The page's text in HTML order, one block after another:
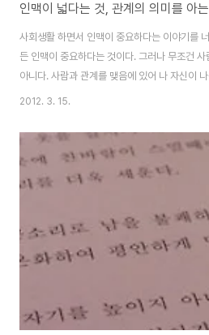
인맥이 넓다는 것, 관계의 의미를 아
사회생활 하면서 인맥이 중요하다는 이야기를
든 인맥이 중요하다는 것이다. 그러나 무조건
아니다. 사람과 관계를 맺음에 있어 나 자신이
있을 것인가?를 고민해야 한다. 그리고 나 자신
하고, 시간계획도 잘 세워야 하며, 만나는 사람
법도 배워야 할 것이다. 그리고 각 사람에게 있
는 것도 필요한 능력 중의 하나이다. 사회에서는
용할 수 있다. 사람들과의 관계에 있어 어떤 철학
2012. 3. 15.